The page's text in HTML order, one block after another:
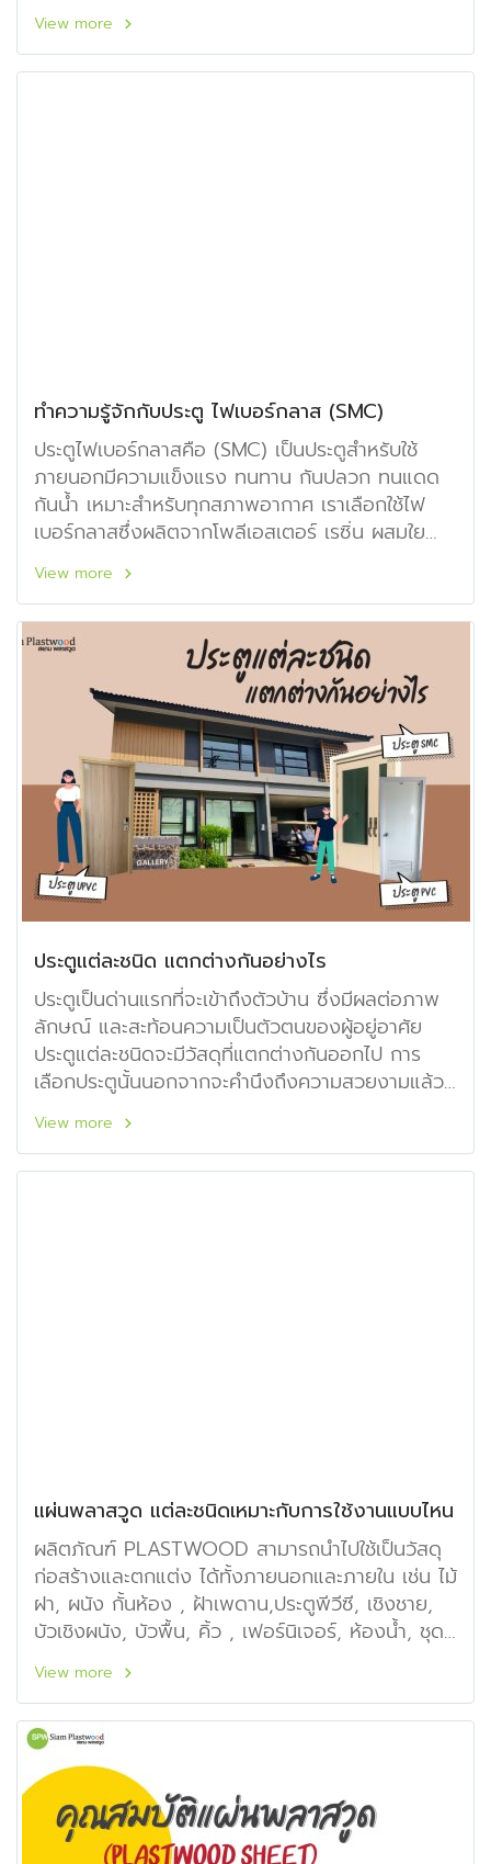
View more
ทำความรู้จักกับประตู ไฟเบอร์กลาส (SMC)
ประตูไฟเบอร์กลาสคือ (SMC) เป็นประตูสำหรับใช้
ภายนอกมีความแข็งแรง ทนทาน กันปลวก ทนแดด
กันน้ำ เหมาะสำหรับทุกสภาพอากาศ เราเลือกใช้ไฟ
เบอร์กลาสซึ่งผลิตจากโพลีเอสเตอร์ เรซิ่น ผสมใย
แก้ว ปั๊มขึ้นรูปตามแบบมาตรฐานอุตสาหกรรม ประตู
ไฟเบอร์กลาส โครงสร้างภายนอกประกอบด้วย
White PVC สามารถปรับไสโดยรอบได้ข้างละ 5มม.
ย้อมสี ได้เหมือนไม้จริง ลวดลายเสี้ยนไม้คมชัด มี
หลายรูปแบบให้เลือกตามความเหมาะสม
View more
ประตูแต่ละชนิด แตกต่างกันอย่างไร
ประตูเป็นด่านแรกที่จะเข้าถึงตัวบ้าน ซึ่งมีผลต่อภาพ
ลักษณ์ และสะท้อนความเป็นตัวตนของผู้อยู่อาศัย
ประตูแต่ละชนิดจะมีวัสดุที่แตกต่างกันออกไป การ
เลือกประตูนั้นนอกจากจะคำนึงถึงความสวยงามแล้ว
ยังต้องคำนึงถึงความแข็งแรง ทนทานทุกสภาพ
อากาศ อีกด้วย สำหรับประตูของ Siamplastwood
นั้นจะมีวัสดุแบบใดบ้าง วันนี้เราจะพาทุกท่านไป
View more
แผ่นพลาสวูด แต่ละชนิดเหมาะกับการใช้งานแบบไหน
ผลิตภัณฑ์ PLASTWOOD สามารถนำไปใช้เป็นวัสดุ
ก่อสร้างและตกแต่ง ได้ทั้งภายนอกและภายใน เช่น ไม้
ฝา, ผนัง กั้นห้อง , ฝ้าเพดาน,ประตูพีวีซี, เชิงชาย,
บัวเชิงผนัง, บัวพื้น, คิ้ว , เฟอร์นิเจอร์, ห้องน้ำ, ชุด
ห้องครัว, ห้องซาวน่า, ห้อง Lab, ป้ายโฆษณา, รั้ว,
ระแนง, เก้าอี้สนาม, ไม้แบบ, ฉลุลวดลายตามดีไซน์ที่
ต้องการ และอื่นๆ ตามความคิดสร้างสรรค์ของแต่ละ
บุคคล
View more